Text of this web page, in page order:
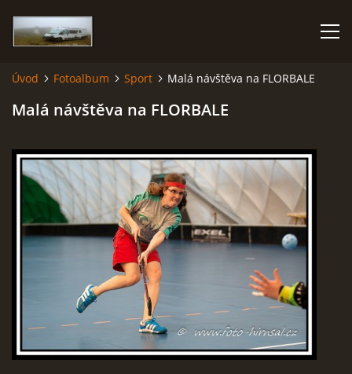
CESTOVÁNÍ
NÁVŠTĚVNÍ KNIHA
Úvod Fotoalbum Sport Malá návštěva na FLORBALE
Malá návštěva na FLORBALE